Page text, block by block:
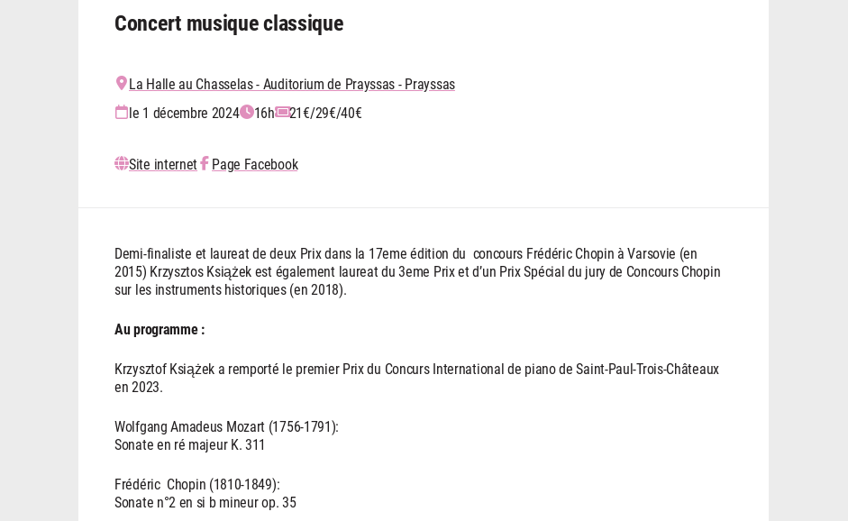
Concert musique classique
La Halle au Chasselas - Auditorium de Prayssas - Prayssas
le 1 décembre 2024
16h 21€/29€/40€
Site internet Page Facebook
Demi-finaliste et laureat de deux Prix dans la 17eme édition du concours Frédéric Chopin à Varsovie (en
2015) Krzysztos Książek est également laureat du 3eme Prix et d’un Prix Spécial du jury de Concours Chopin
sur les instruments historiques (en 2018).
Au programme :
Krzysztof Książek a remporté le premier Prix du Concurs International de piano de Saint-Paul-Trois-Châteaux
en 2023.
Wolfgang Amadeus Mozart (1756-1791):
Sonate en ré majeur K. 311
Frédéric Chopin (1810-1849):
Sonate n°2 en si b mineur op. 35